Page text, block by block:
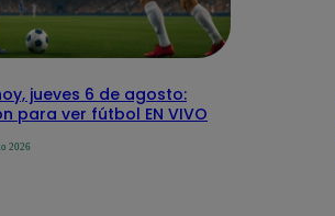
jueves 6 de agosto:
para ver fútbol EN VIVO
2026